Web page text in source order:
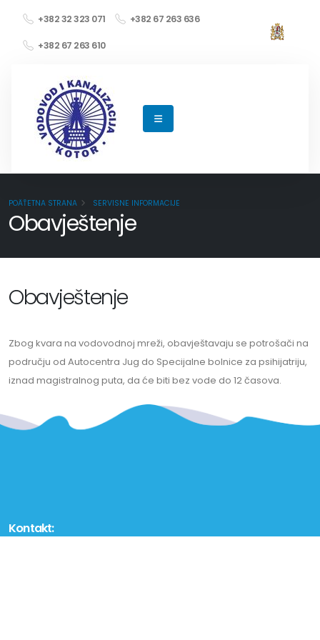
+382 32 323 071 +382 67 263 636
+382 67 263 610
POÄŤETNA STRANA SERVISNE INFORMACIJE
Obavještenje
Obavještenje
Zbog kvara na vodovodnoj mreži, obavještavaju se potrošači na
području od Autocentra Jug do Specijalne bolnice za psihijatriju,
iznad magistralnog puta, da će biti bez vode do 12 časova.
Kontakt: